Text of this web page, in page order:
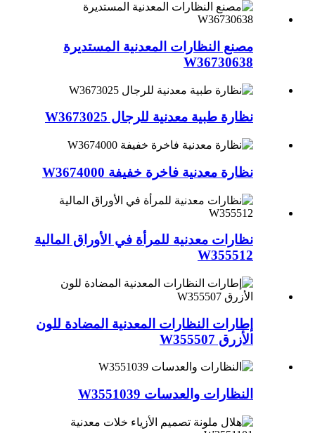
مصنع النظارات المعدنية المستديرة
W36730638
نظارة طبية معدنية للرجال W3673025
نظارة معدنية فاخرة خفيفة W3674000
نظارات معدنية للمرأة في الأوراق المالية
W355512
إطارات النظارات المعدنية المضادة للون
الأزرق W355507
النظارات والعدسات W3551039